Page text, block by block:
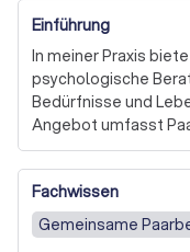
Einführung
In meiner Praxis
psychologische
Bedürfnisse und
Angebot umfasst
Krisenintervention
Schwangerschaft
Herzen liegt mir die
Geschwistern und
Verlust erlitten
Fachwissen
Gemeinsame